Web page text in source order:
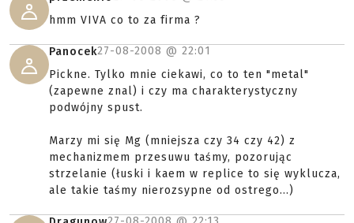
hmm VIVA co to za firma ?
Panocek27-08-2008 @ 22:01
Pickne. Tylko mnie ciekawi, co to ten "metal"
(zapewne znal) i czy ma charakterystyczny
podwójny spust.
Marzy mi się Mg (mniejsza czy 34 czy 42) z
mechanizmem przesuwu taśmy, pozorując
strzelanie (łuski i kaem w replice to się wyklucza,
ale takie taśmy nierozsypne od ostrego...)